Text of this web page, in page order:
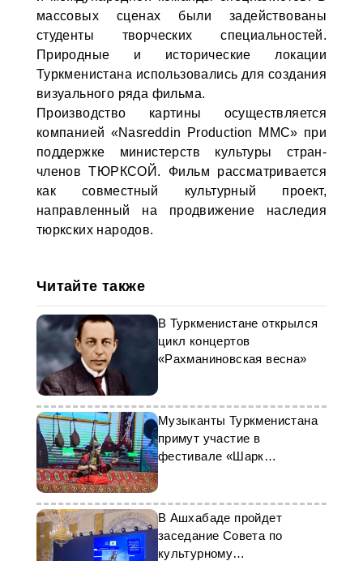
массовых сценах были задействованы
студенты творческих специальностей.
Природные и исторические локации
Туркменистана использовались для создания
визуального ряда фильма.
Производство картины осуществляется
компанией «Nasreddin Production MMC» при
поддержке министерств культуры стран-
членов ТЮРКСОЙ. Фильм рассматривается
как совместный культурный проект,
направленный на продвижение наследия
тюркских народов.
Читайте также
В Туркменистане открылся
цикл концертов
«Рахманиновская весна»
Музыканты Туркменистана
примут участие в
фестивале «Шарк
Тароналары»
В Ашхабаде пройдет
заседание Совета по
культурному